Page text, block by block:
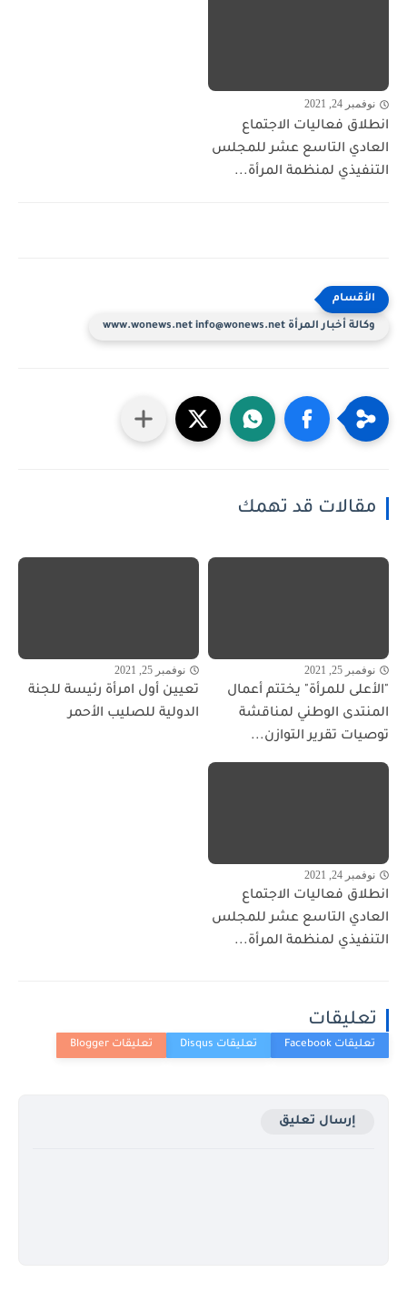
نوفمبر 24, 2021
انطلاق فعاليات الاجتماع
العادي التاسع عشر للمجلس
التنفيذي لمنظمة المرأة...
وكالة أخبار المرأة www.wonews.net info@wonews.net
مقالات قد تهمك
نوفمبر 25, 2021
"الأعلى للمرأة" يختتم أعمال
المنتدى الوطني لمناقشة
توصيات تقرير التوازن...
نوفمبر 25, 2021
تعيين أول امرأة رئيسة للجنة
الدولية للصليب الأحمر
نوفمبر 24, 2021
انطلاق فعاليات الاجتماع
العادي التاسع عشر للمجلس
التنفيذي لمنظمة المرأة...
تعليقات
إرسال تعليق